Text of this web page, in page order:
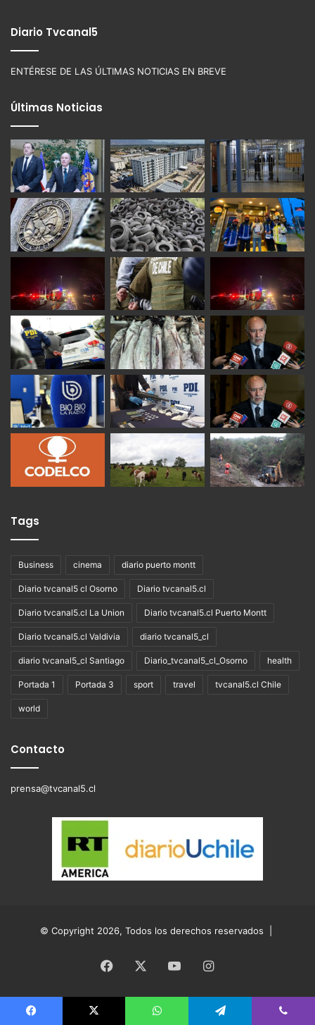
Diario Tvcanal5
ENTÉRESE DE LAS ÚLTIMAS NOTICIAS EN BREVE
Últimas Noticias
Tags
Business cinema diario puerto montt
Diario tvcanal5 cl Osorno Diario tvcanal5.cl
Diario tvcanal5.cl La Union Diario tvcanal5.cl Puerto Montt
Diario tvcanal5.cl Valdivia diario tvcanal5_cl
diario tvcanal5_cl Santiago Diario_tvcanal5_cl_Osorno health
Portada 1 Portada 3 sport travel tvcanal5.cl Chile
world
Contacto
prensa@tvcanal5.cl
© Copyright 2026, Todos los derechos reservados |
Facebook YouTubeInstagram